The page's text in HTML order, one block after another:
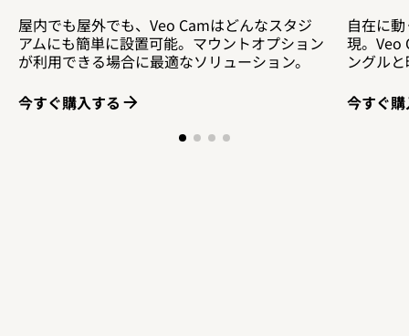
屋内でも屋外でも、Veo Camはどんなスタジ
アムにも簡単に設置可能。マウントオプション
が利用できる場合に最適なソリューション。
今すぐ購入する
自在に
現。Veo
ングル
今すぐ